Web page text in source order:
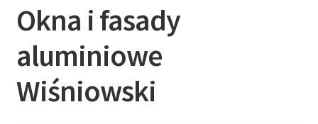
Okna i fasady
aluminiowe
Wiśniowski